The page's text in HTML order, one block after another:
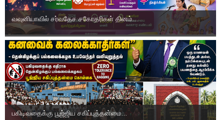
வவுனியாவில் சர்வதேச சகோதரிகள் தினம்...
பகிடிவதைக்கு பூஜ்ஜிய சகிப்புத்தன்மை...